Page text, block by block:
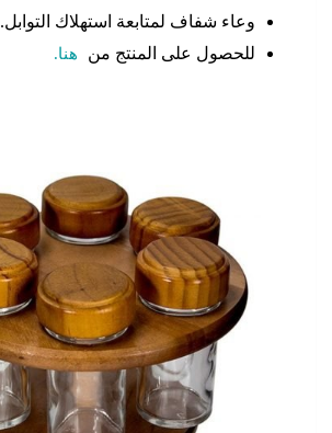
وعاء شفاف لمتابعة استهلاك التوابل.
للحصول على المنتج من
هنا.